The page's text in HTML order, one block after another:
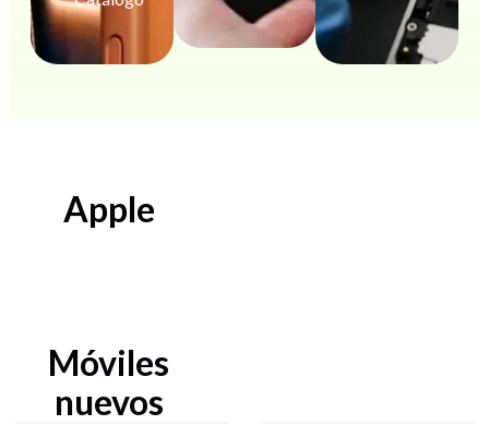
Apple
Móviles
nuevos